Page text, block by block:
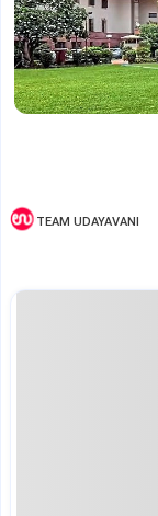
TEAM UDAYAVANI